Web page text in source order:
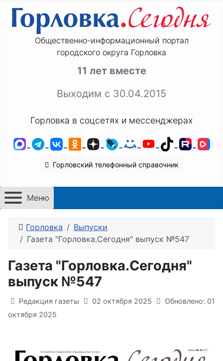
Общественно-информационный портал
городского округа Горловка
11 лет вместе
Выходим с 30.04.2015
Горловка в соцсетях и мессенджерах
MAXTelegram
ВКонтакте
Одноклассники
ДзенLiveJournal
Мой Мир
YouTube
TikTok
Горловский телефонный справочник
Меню
Горловка
Выпуски
Газета "Горловка.Сегодня" выпуск №547
Газета "Горловка.Сегодня"
выпуск №547
Информация о материале
Редакция газеты 02 октября 2025
Обновлено: 01
октября 2025